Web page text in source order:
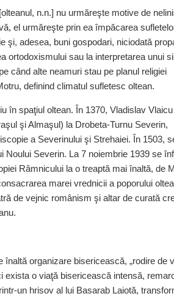
n.n.] nu urmăreşte motive de
el urmăreşte prin ea împăcarea
şi, adesea, buni gospodari, niciodată
ortodoxismului sau la interpretarea unui
când alte neamuri stau pe planul religiei
definind climatul sufletesc oltean.
în spaţiul oltean. În 1370, Vladislav
şi Almaşul) la Drobeta-Turnu Severin,
a Severinului şi Strehaiei. În 1503,
Severin. La 7 noiembrie 1939 se
Râmnicului la o treaptă mai înaltă, de
marei vrednicii a poporului
de vejnic românism şi altar de curată
organizare bisericească, „rodire de
o viaţă bisericească intensă,
un hrisov al lui Basarab Laiotă,